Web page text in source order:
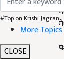
#Top on Krishi Jagran
More Topics
CLOSE